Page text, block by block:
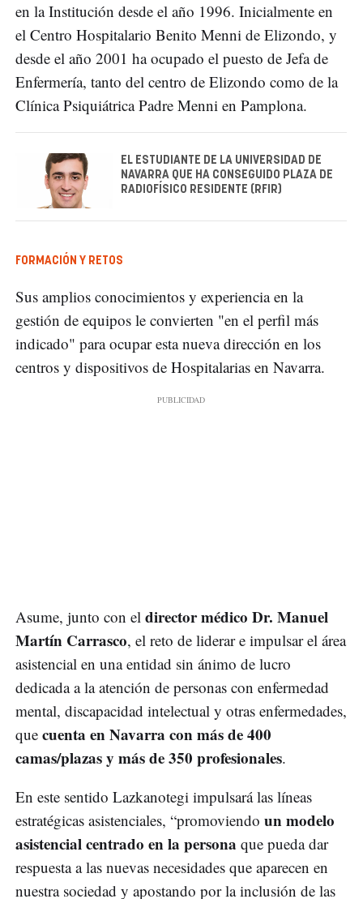
en la Institución desde el año 1996. Inicialmente en
el Centro Hospitalario Benito Menni de Elizondo, y
desde el año 2001 ha ocupado el puesto de Jefa de
Enfermería, tanto del centro de Elizondo como de la
Clínica Psiquiátrica Padre Menni en Pamplona.
EL ESTUDIANTE DE LA UNIVERSIDAD DE
NAVARRA QUE HA CONSEGUIDO PLAZA DE
RADIOFÍSICO RESIDENTE (RFIR)
FORMACIÓN Y RETOS
Sus amplios conocimientos y experiencia en la
gestión de equipos le convierten "en el perfil más
indicado" para ocupar esta nueva dirección en los
centros y dispositivos de Hospitalarias en Navarra.
Asume, junto con el director médico Dr. Manuel
Martín Carrasco, el reto de liderar e impulsar el área
asistencial en una entidad sin ánimo de lucro
dedicada a la atención de personas con enfermedad
mental, discapacidad intelectual y otras enfermedades,
que cuenta en Navarra con más de 400
camas/plazas y más de 350 profesionales.
En este sentido Lazkanotegi impulsará las líneas
estratégicas asistenciales, “promoviendo un modelo
asistencial centrado en la persona que pueda dar
respuesta a las nuevas necesidades que aparecen en
nuestra sociedad y apostando por la inclusión de las